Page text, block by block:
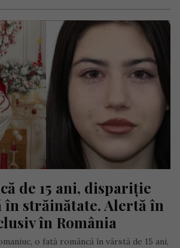
de 15 ani, dispariție
în străinătate. Alertă în
în România
o fată româncă în vârstă de 15 ani,